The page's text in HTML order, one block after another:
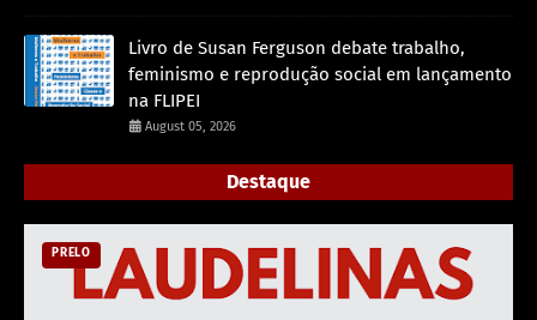
Livro de Susan Ferguson debate trabalho,
feminismo e reprodução social em lançamento
na FLIPEI
August 05, 2026
Destaque
PRELO